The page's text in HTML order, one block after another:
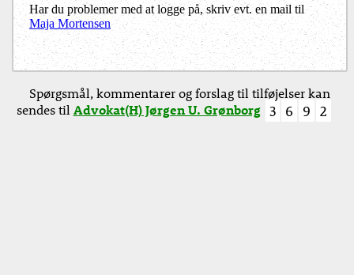
Har du problemer med at logge på, skriv evt. en mail til
Maja Mortensen
Spørgsmål, kommentarer og forslag til tilføjelser kan
sendes tilAdvokat(H) Jørgen U. Grønborg 3 6 9 2